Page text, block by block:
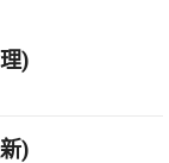
)
)